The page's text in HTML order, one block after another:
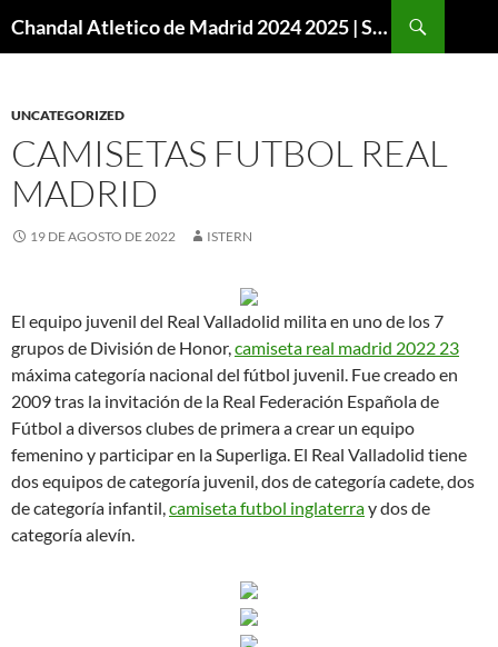
Chandal Atletico de Madrid 2024 2025 | SuperVigo
UNCATEGORIZED
CAMISETAS FUTBOL REAL
MADRID
19 DE AGOSTO DE 2022 ISTERN
El equipo juvenil del Real Valladolid milita en uno de los 7
grupos de División de Honor,camiseta real madrid 2022 23
máxima categoría nacional del fútbol juvenil. Fue creado en
2009 tras la invitación de la Real Federación Española de
Fútbol a diversos clubes de primera a crear un equipo
femenino y participar en la Superliga. El Real Valladolid tiene
dos equipos de categoría juvenil, dos de categoría cadete, dos
de categoría infantil,camiseta futbol inglaterray dos de
categoría alevín.